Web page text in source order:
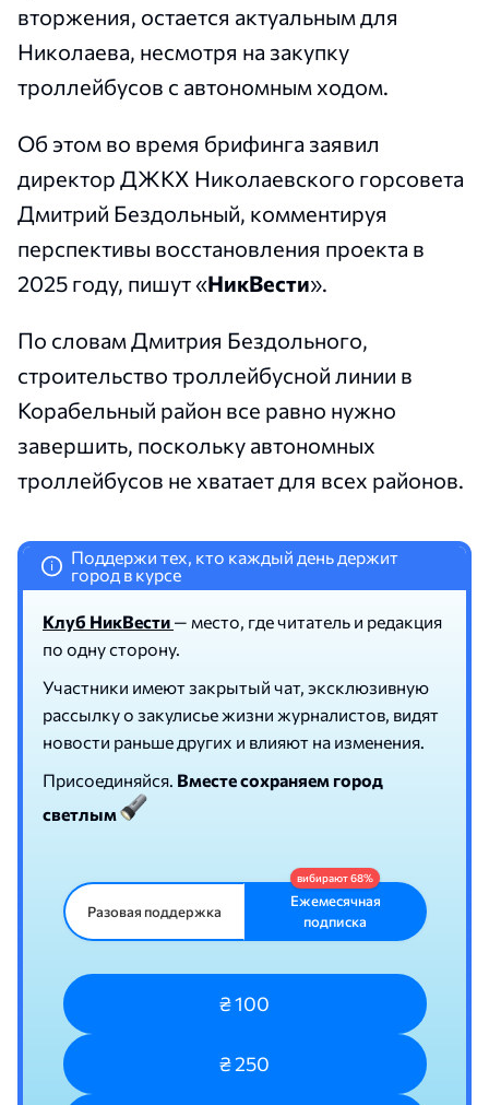
вторжения, остается актуальным для
Николаева, несмотря на закупку
троллейбусов с автономным ходом.
Об этом во время брифинга заявил
директор ДЖКХ Николаевского горсовета
Дмитрий Бездольный, комментируя
перспективы восстановления проекта в
2025 году, пишут «НикВести».
По словам Дмитрия Бездольного,
строительство троллейбусной линии в
Корабельный район все равно нужно
завершить, поскольку автономных
троллейбусов не хватает для всех районов.
i
Поддержи тех, кто каждый день держит
город в курсе
Клуб НикВести — место, где читатель и редакция
по одну сторону.
Участники имеют закрытый чат, эксклюзивную
рассылку о закулисье жизни журналистов, видят
новости раньше других и влияют на изменения.
Присоединяйся. Вместе сохраняем город
светлым
Разовая поддержка
Ежемесячная
подписка
₴ 100
₴ 250